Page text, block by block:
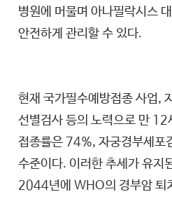
병원에 머물며 아나필락시스
안전하게 관리할 수 있다.
현재 국가필수예방접종 사업,
선별검사 등의 노력으로 만 12
접종률은 74%, 자궁경부세포
수준이다. 이러한 추세가 유지
2044년에 WHO의 경부암 퇴